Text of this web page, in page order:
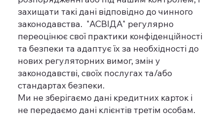
захищати такі дані відповідно до чинного
законодавства. "АСВІДА" регулярно
переоцінює свої практики конфіденційності
та безпеки та адаптує їх за необхідності до
нових регуляторних вимог, змін у
законодавстві, своїх послугах та/або
стандартах безпеки.
Ми не зберігаємо дані кредитних карток і
не передаємо дані клієнтів третім особам.